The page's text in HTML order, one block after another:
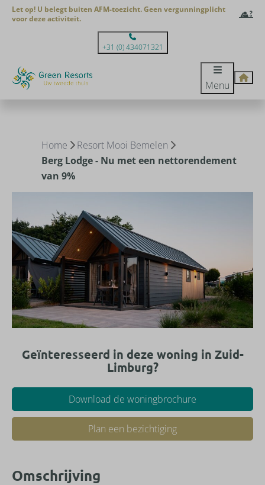
Let op! U belegt buiten AFM-toezicht. Geen vergunningplicht
voor deze activiteit.
+31 (0) 434071321
Menu
Home
Resort Mooi Bemelen
Berg Lodge - Nu met een nettorendement
van 9%
Geïnteresseerd in deze woning in Zuid-
Limburg?
Download de woningbrochure
Plan een bezichtiging
Omschrijving